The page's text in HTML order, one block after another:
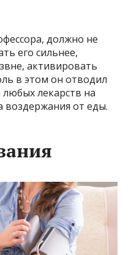
должно не
его сильнее,
активировать
в этом он отводил
лекарств на
воздержания от еды.